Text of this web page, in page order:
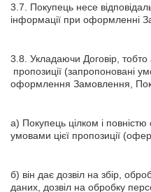
3.7. Покупець несе
інформації при оформленні
3.8. Укладаючи Договір,
пропозиції (запропоновані
оформлення Замовлення,
а) Покупець цілком і
умовами цієї пропозиції
б) він дає дозвіл на збір,
даних, дозвіл на обробку